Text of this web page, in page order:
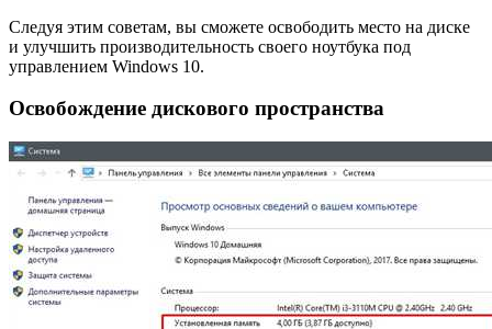
Следуя этим советам, вы сможете освободить место на диске
и улучшить производительность своего ноутбука под
управлением Windows 10.
Освобождение дискового пространства